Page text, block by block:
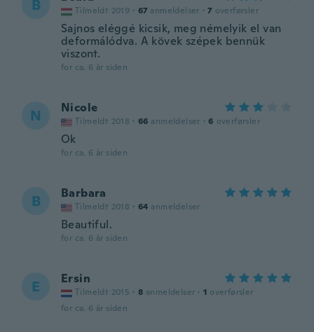
B Tilmeldt 2019 · 67 anmeldelser · 7 overførsler
Sajnos eléggé kicsik, meg némelyik el van
deformálódva. A kövek szépek bennük
viszont.
for ca. 6 år siden
N Nicole
Tilmeldt 2018 · 66 anmeldelser · 6 overførsler
Ok
for ca. 6 år siden
B Barbara
Tilmeldt 2018 · 64 anmeldelser
Beautiful.
for ca. 6 år siden
E Ersin
Tilmeldt 2015 · 8 anmeldelser · 1 overførsler
for ca. 6 år siden